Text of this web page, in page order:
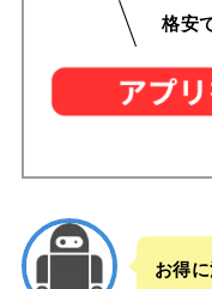
格安
お得